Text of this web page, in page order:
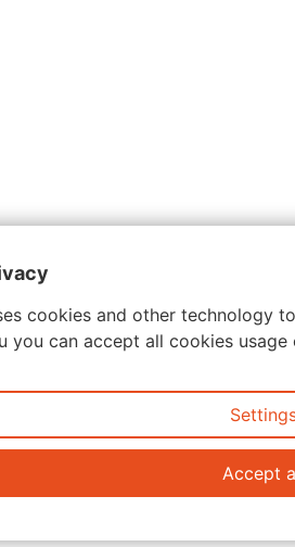
cookies and other technology
you can accept all cookies
Accept